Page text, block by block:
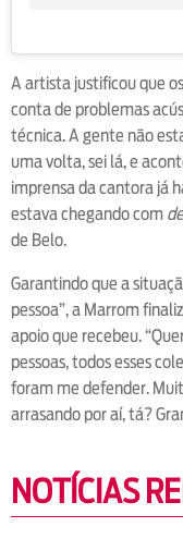
A artista justificou que
conta de problemas
técnica. A gente não
uma volta, sei lá, e
imprensa da cantora já
estava chegando com
de Belo.
Garantindo que a
pessoa”, a Marrom
apoio que recebeu.
pessoas, todos esses
foram me defender.
arrasando por aí, tá?
NOTÍCIAS